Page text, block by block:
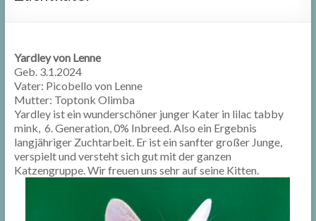
Yardley von Lenne
Geb. 3.1.2024
Vater: Picobello von Lenne
Mutter: Toptonk Olimba
Yardley ist ein wunderschöner junger Kater in lilac tabby
mink, 6. Generation, 0% Inbreed. Also ein Ergebnis
langjähriger Zuchtarbeit. Er ist ein sanfter großer Junge,
verspielt und versteht sich gut mit der ganzen
Katzengruppe. Wir freuen uns sehr auf seine Kitten.